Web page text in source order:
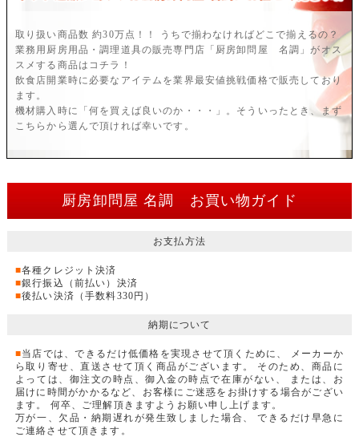
取り扱い商品数 約30万点！！ うちで揃わなければどこで揃えるの？
業務用厨房用品・調理道具の販売専門店「厨房卸問屋 名調」がオス
スメする商品はコチラ！
飲食店開業時に必要なアイテムを業界最安値挑戦価格で販売しており
ます。
機材購入時に「何を買えば良いのか・・・」。そういったとき、まず
こちらから選んで頂ければ幸いです。
厨房卸問屋 名調 お買い物ガイド
お支払方法
■各種クレジット決済
■銀行振込（前払い）決済
■後払い決済（手数料330円）
納期について
■当店では、できるだけ低価格を実現させて頂くために、 メーカーか
ら取り寄せ、直送させて頂く商品がございます。 そのため、商品に
よっては、御注文の時点、御入金の時点で在庫がない、 または、お
届けに時間がかかるなど、お客様にご迷惑をお掛けする場合がござい
ます。 何卒、ご理解頂きますようお願い申し上げます。
万が一、欠品・納期遅れが発生致しました場合、 できるだけ早急に
ご連絡させて頂きます。